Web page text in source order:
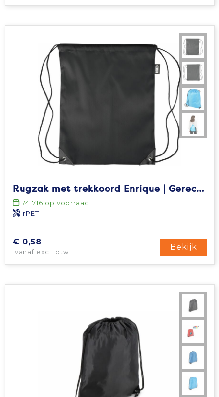
Rugzak met trekkoord Enrique | Gerecycled | 5 l
741716 op voorraad
rPET
€ 0,58
vanaf excl. btw
Bekijk